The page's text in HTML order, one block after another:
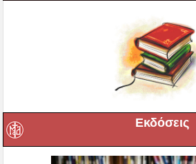
Εκδόσεις